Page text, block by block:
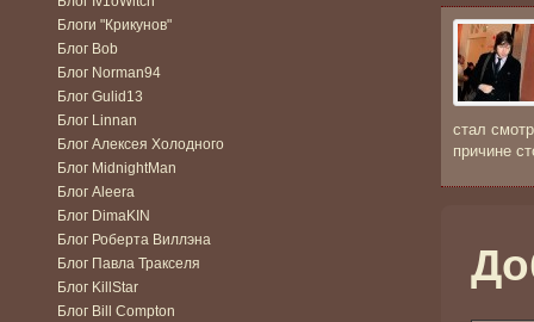
Блоги "Крикунов"
Блог Bob
Блог Norman94
Блог Gulid13
Блог Linnan
Блог Алексея Холодного
Блог MidnightMan
Блог Aleera
Блог DimaKIN
Блог Роберта Виллэна
Блог Павла Тракселя
Блог KillStar
Блог Bill Compton
стал
причине